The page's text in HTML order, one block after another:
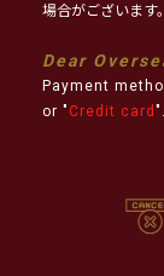
場合がございます。
Dear
Payment
or " Credit card